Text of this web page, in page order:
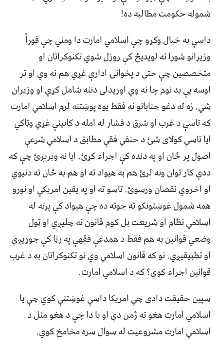
شموله حکومت مطالبه ده!
داسې به خيال وکړو چې اسلامي امارت دا ومني چې فوراً
وزيرانو شورا ته لويديځ کې روزل شوي تکنوکراتان او
متخصصين چې حتی د پخوانۍ ادارې غړي هم نه وي او تر
اوسه يې بد نوم چا نه وي اوريدلی دننه شامل کړي او وزيران
شي. زه له دغو جنابانو نه فقط يوه پوښتنه لرم اسلامي امارت
که تاسې د غرب او شرق د فشار له امله د کابينې غړي وټاکي
ايا تاسې کولای شئ د حنفي فقې مطابق د اسلامي شرعې
اصول پر ځان او په دنده کې اجراء کړئ. ايا نه ويريږئ چې که
ددې کار توان ونه لرئ هم به هيواد ته او هم به ځان ته دنيوي
او اخروي نقصان ورسوئ. تاسو ته او په يقين امريکې او نورو
همه شمول غوښتونکو ته جوته ده چې هيواد کې پرته له
اسلامي نظام او شريعت بل کوم قانون نه چليږي او ټول
وضعي قوانين به هم فقط د همدغې فقهې په رڼا کې جوړيږي
او تطبيقيږي. نو که قانون اسلامي وي نو تکنوکراتان به د غرب
قوانين اجراء کوي؟ که د اسلامي امارت.
سپين حقيقت دادی چې امريکا داسې غوښتنې کوي چې يا
اسلامي امارت هغو ته ژمن دي او يا دا چې د هغو منل د
اسلامي امارت مشروعيت له سوال سره مخامخ کوي.